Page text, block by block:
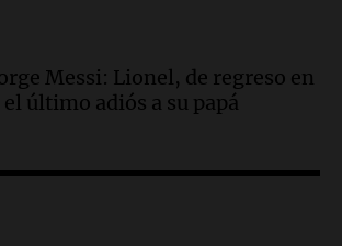
Pennisi y la huella de
Sosa: "La emoción es el filtro
Messi: Lionel, de regreso en
último adiós a su papá